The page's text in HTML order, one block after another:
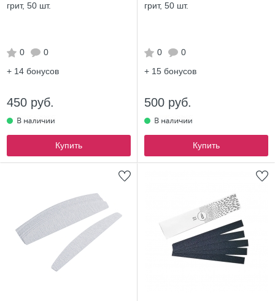
грит, 50 шт.
0
0
+ 14 бонусов
450 руб.
Купить
грит, 50 шт.
0
0
+ 15 бонусов
500 руб.
Купить